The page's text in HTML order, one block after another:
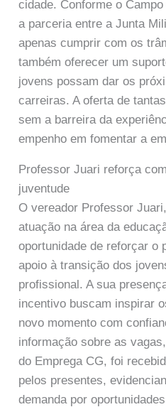
cidade. Conforme o
a parceria entre a Junta
apenas cumprir com os
também oferecer um
jovens possam dar os
carreiras. A oferta de
sem a barreira da
empenho em fomentar a
Professor Juari reforça
juventude
O vereador Professor
atuação na área da
oportunidade de reforçar o
apoio à transição dos
profissional. A sua
incentivo buscam inspirar
novo momento com
informação sobre as
do Emprega CG, foi
pelos presentes,
demanda por